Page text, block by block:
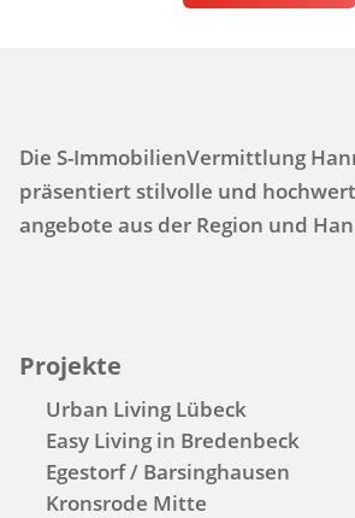
Die S-ImmobilienVermittlung
präsentiert stilvolle und
angebote aus der Region und
Projekte
Urban Living Lübeck
Easy Living in Bredenbeck
Egestorf / Barsinghausen
Kronsrode Mitte